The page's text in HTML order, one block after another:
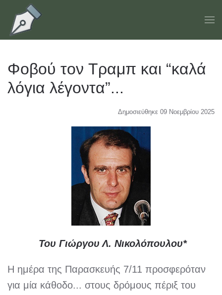
Skip to main content
Φοβού τον Τραμπ και “καλά
λόγια λέγοντα”...
Δημοσιεύθηκε 09 Νοεμβρίου 2025
Του Γιώργου Λ. Νικολόπουλου*
Η ημέρα της Παρασκευής 7/11 προσφερόταν
για μία κάθοδο... στους δρόμους πέριξ του